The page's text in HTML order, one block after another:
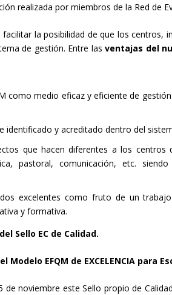
realizada por miembros de la Red de
la posibilidad de que los centros,
de gestión. Entre lasventajas del
como medio eficaz y eficiente de
identificado y acreditado dentro del
que hacen diferentes a los centros
pastoral, comunicación, etc.
excelentes como fruto de un
y formativa.
Sello EC de Calidad.
EFQM de EXCELENCIA para
noviembre este Sello propio de